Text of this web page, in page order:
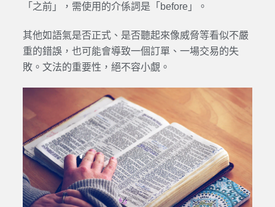
「之前」，需使用的介係詞是「before」。
其他如語氣是否正式、是否聽起來像威脅等看似不嚴
重的錯誤，也可能會導致一個訂單、一場交易的失
敗。文法的重要性，絕不容小覷。